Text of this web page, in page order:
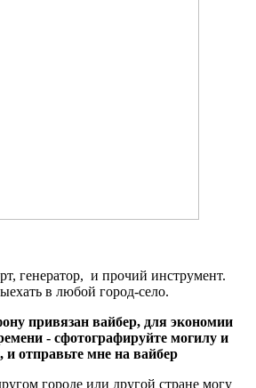
генератор, и прочий инструмент.
в любой город-село.
привязан вайбер, для экономии
- сфотографируйте могилу и
и отправьте мне на вайбер
городе или другой стране могу